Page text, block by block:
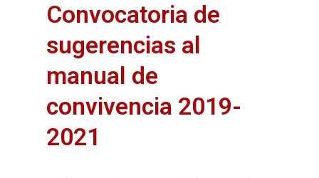
Convocatoria de
sugerencias al
manual de
convivencia 2019-
2021